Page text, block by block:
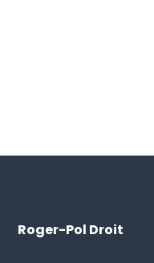
Roger-Pol Droit